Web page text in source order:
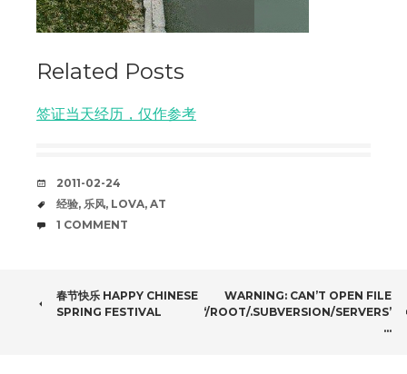
Related Posts
签证当天经历，仅作参考
DATE
2011-02-24
TAGS
经验, 乐风, LOVA, AT
COMMENTS
1 COMMENT
POST
春节快乐 HAPPY CHINESE
SPRING FESTIVAL
WARNING: CAN’T OPEN FILE
‘/ROOT/.SUBVERSION/SERVERS’
…